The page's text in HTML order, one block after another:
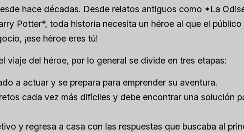
hace décadas. Desde relatos antiguos como *La
Potter*, toda historia necesita un héroe al que el público
¡ese héroe eres tú!
viaje del héroe, por lo general se divide en tres etapas:
a actuar y se prepara para emprender su aventura.
cada vez más difíciles y debe encontrar una solución
y regresa a casa con las respuestas que buscaba al